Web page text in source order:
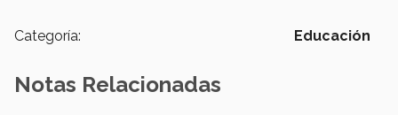
Categoría: Educación
Notas Relacionadas